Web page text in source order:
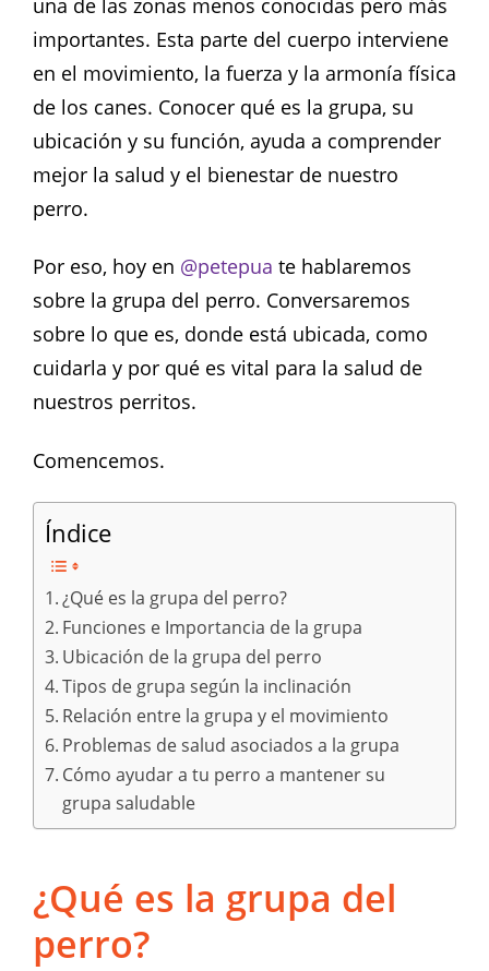
importantes. Esta parte del cuerpo interviene
en el movimiento, la fuerza y la armonía física
de los canes. Conocer qué es la grupa, su
ubicación y su función, ayuda a comprender
mejor la salud y el bienestar de nuestro
perro.
Por eso, hoy en @petepua te hablaremos
sobre la grupa del perro. Conversaremos
sobre lo que es, donde está ubicada, como
cuidarla y por qué es vital para la salud de
nuestros perritos.
Comencemos.
Índice
¿Qué es la grupa del perro?
Funciones e Importancia de la grupa
Ubicación de la grupa del perro
Tipos de grupa según la inclinación
Relación entre la grupa y el movimiento
Problemas de salud asociados a la grupa
Cómo ayudar a tu perro a mantener su
grupa saludable
¿Qué es la grupa del
perro?